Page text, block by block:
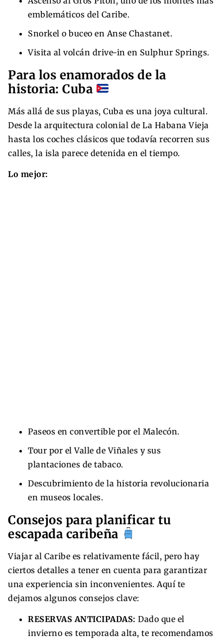
emblemáticos del Caribe.
Snorkel o buceo en Anse Chastanet.
Visita al volcán drive-in en Sulphur Springs.
Para los enamorados de la
historia: Cuba
Más allá de sus playas, Cuba es una joya cultural.
Desde la arquitectura colonial de La Habana Vieja
hasta los coches clásicos que todavía recorren sus
calles, la isla parece detenida en el tiempo.
Lo mejor:
Paseos en convertible por el Malecón.
Tour por el Valle de Viñales y sus
plantaciones de tabaco.
Descubrimiento de la historia revolucionaria
en museos locales.
Consejos para planificar tu
escapada caribeña
Viajar al Caribe es relativamente fácil, pero hay
ciertos detalles a tener en cuenta para garantizar
una experiencia sin inconvenientes. Aquí te
dejamos algunos consejos clave:
RESERVAS ANTICIPADAS: Dado que el
invierno es temporada alta, te recomendamos